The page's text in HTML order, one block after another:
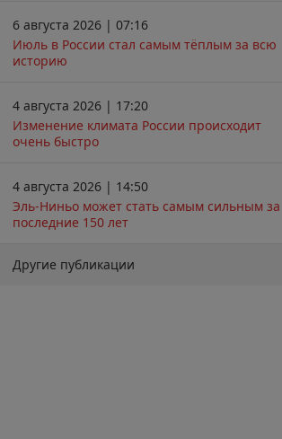
6 августа 2026 | 07:16
Июль в России стал самым тёплым за всю
историю
4 августа 2026 | 17:20
Изменение климата России происходит
очень быстро
4 августа 2026 | 14:50
Эль-Ниньо может стать самым сильным за
последние 150 лет
Другие публикации